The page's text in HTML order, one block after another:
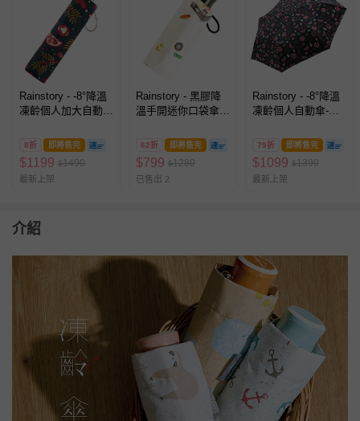
Rainstory - -8°降溫
凍齡個人加大自動
8折 即將售完
$1199 $1490
最新上架
Rainstory - 黑膠降
溫手開迷你口袋傘-
62折 即將售完
$799 $1280
已售出 2
Rainstory - -8°降溫
凍齡個人自動傘-甜
79折 即將售完
$1099 $1390
最新上架
介紹